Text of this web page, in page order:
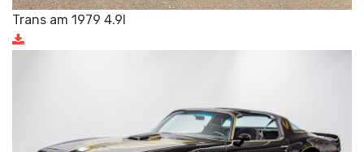
Trans am 1979 4.9l